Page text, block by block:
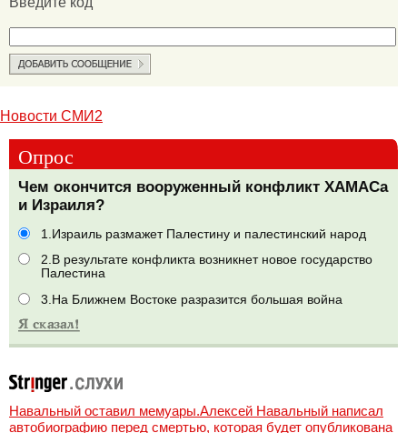
Новости СМИ2
Опрос
Чем окончится вооруженный конфликт ХАМАСа
и Израиля?
1.Израиль размажет Палестину и палестинский народ
2.В результате конфликта возникнет новое государство
Палестина
3.На Ближнем Востоке разразится большая война
Навальный оставил мемуары.Алексей Навальный написал
автобиографию перед смертью, которая будет опубликована